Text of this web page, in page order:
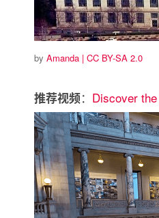
by Amanda | CC BY-SA 2.0
推荐视频： Discover